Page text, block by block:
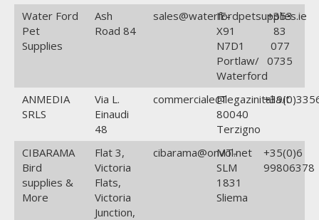
Water Ford
Pet
Supplies
Ash
Road 84
sales@waterfordpetsupplies.ie
IE-
X91
N7D1
Portlaw/
Waterford
+353
83
077
0735
ANMEDIA
SRLS
Via L.
Einaudi
48
commerciale@legazinitalia.it
IT
80040
Terzigno
CIBARAMA
Bird
supplies &
More
Flat 3,
Victoria
Flats,
Victoria
Junction,
cibarama@onvol.net
MT-
SLM
1831
Sliema
+35(0)6
99806378